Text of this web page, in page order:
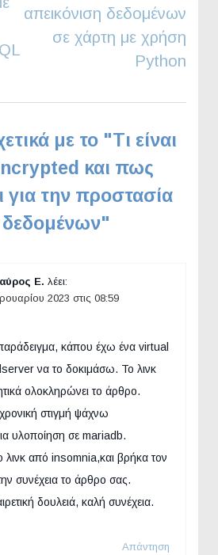
απεικόνιση δεδομένων
σε χάρτη με χρήση
Python
με το "Τι είναι
και πως
για την προστασία
δεδομένων"
Ε. λέει:
2023 στις 08:59
κάπου έχω ένα virtual
να το δοκιμάσω. Το λινκ
ολοκληρώνει το άρθρο.
στιγμή ψάχνω
υλοποίηση σε mariadb.
από insomnia,και βρήκα τον
συνέχεια το άρθρο σας.
δουλειά, καλή συνέχεια.
Απάντηση